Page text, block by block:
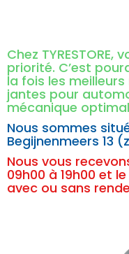
Chez
priorité. C’est
la fois les
jantes pour
mécanique
Nous sommes
Begijnenmeers 13
Nous vous
09h00 à 19h00 et
avec ou sans